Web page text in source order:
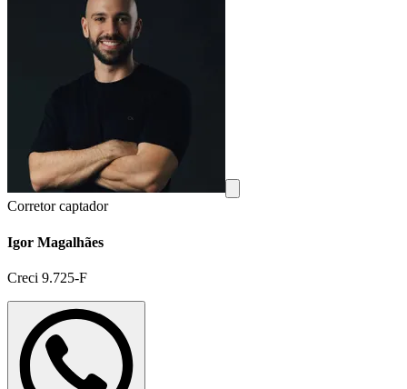
Corretor captador
Igor Magalhães
Creci 9.725-F